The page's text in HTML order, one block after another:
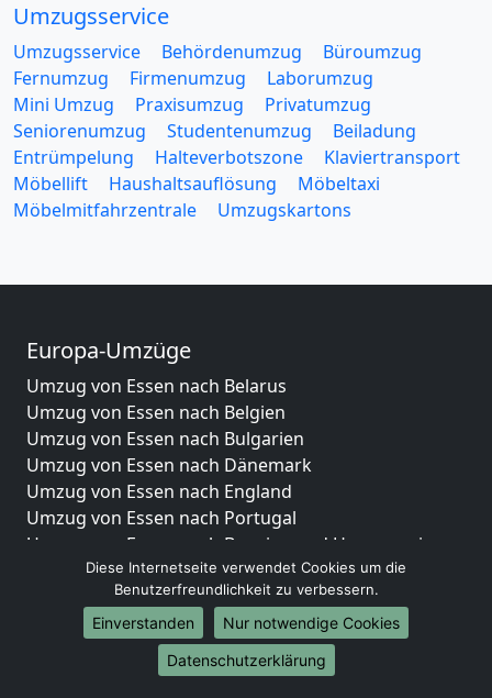
Umzugsservice
Umzugsservice Behördenumzug
Büroumzug
Fernumzug
Firmenumzug
Laborumzug
Mini Umzug
Praxisumzug
Privatumzug
Seniorenumzug
Studentenumzug
Beiladung
Entrümpelung
Halteverbotszone
Klaviertransport
Möbellift
Haushaltsauflösung
Möbeltaxi
Möbelmitfahrzentrale
Umzugskartons
Europa-Umzüge
Umzug von Essen nach Belarus
Umzug von Essen nach Belgien
Umzug von Essen nach Bulgarien
Umzug von Essen nach Dänemark
Umzug von Essen nach England
Umzug von Essen nach Portugal
Umzug von Essen nach Bosnien und Herzegowina
Umzug von Essen nach Irland
Umzug von Essen nach Lettland
Umzug von Essen nach Zypern
Umzug von Essen nach Kroatien
Umzug von Essen nach Estland
Diese Internetseite verwendet Cookies um die
Benutzerfreundlichkeit zu verbessern.
Einverstanden
Nur notwendige Cookies
Datenschutzerklärung